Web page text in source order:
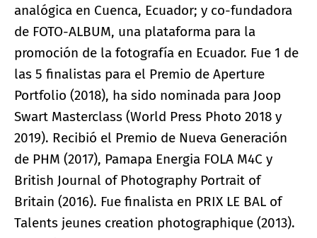
analógica en Cuenca, Ecuador; y co-fundadora
de FOTO-ALBUM, una plataforma para la
promoción de la fotografía en Ecuador. Fue 1 de
las 5 finalistas para el Premio de Aperture
Portfolio (2018), ha sido nominada para Joop
Swart Masterclass (World Press Photo 2018 y
2019). Recibió el Premio de Nueva Generación
de PHM (2017), Pamapa Energia FOLA M4C y
British Journal of Photography Portrait of
Britain (2016). Fue finalista en PRIX LE BAL of
Talents jeunes creation photographique (2013).